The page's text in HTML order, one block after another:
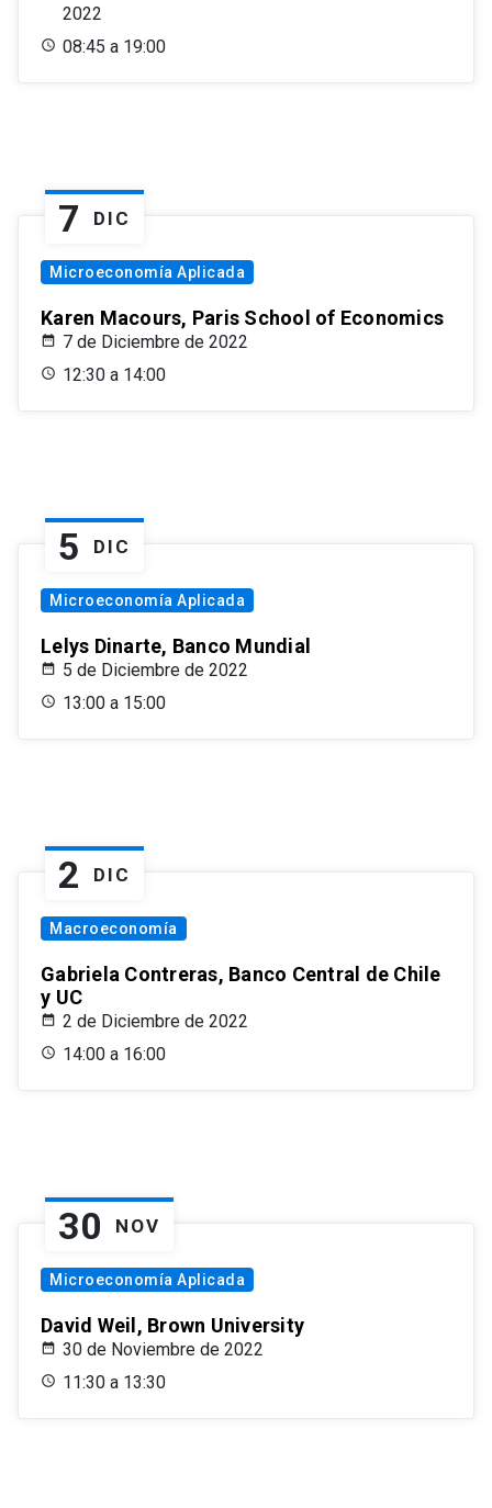
2022
08:45 a 19:00
7 DIC
Microeconomía Aplicada
Karen Macours, Paris School of Economics
7 de Diciembre de 2022
12:30 a 14:00
5 DIC
Microeconomía Aplicada
Lelys Dinarte, Banco Mundial
5 de Diciembre de 2022
13:00 a 15:00
2 DIC
Macroeconomía
Gabriela Contreras, Banco Central de Chile
y UC
2 de Diciembre de 2022
14:00 a 16:00
30 NOV
Microeconomía Aplicada
David Weil, Brown University
30 de Noviembre de 2022
11:30 a 13:30